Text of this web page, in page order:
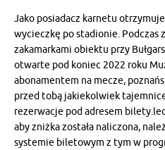
Jako posiadacz karnetu
wycieczkę po stadionie. Podczas
zakamarkami obiektu przy
otwarte pod koniec 2022 roku
abonamentem na mecze,
przed tobą jakiekolwiek
rezerwacje pod adresem
aby zniżka została naliczona,
systemie biletowym z tym w